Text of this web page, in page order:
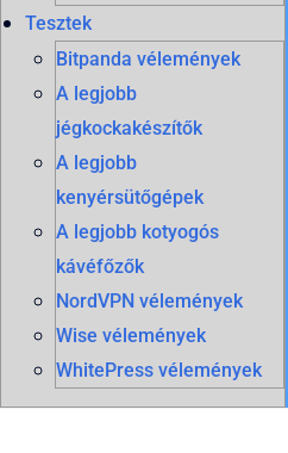
Tesztek
Bitpanda vélemények
A legjobb
jégkockakészítők
A legjobb
kenyérsütőgépek
A legjobb kotyogós
kávéfőzők
NordVPN vélemények
Wise vélemények
WhitePress vélemények